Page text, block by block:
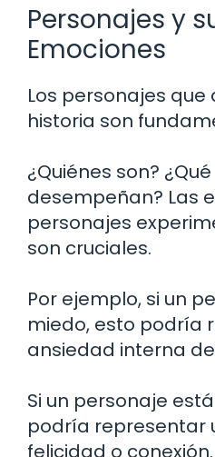
Personajes y
Emociones
Los personajes
historia son
¿Quiénes son?
desempeñan? Las
personajes
son cruciales.
Por ejemplo, si un
miedo, esto podría
ansiedad interna
Si un personaje
podría representar
felicidad o conexión.